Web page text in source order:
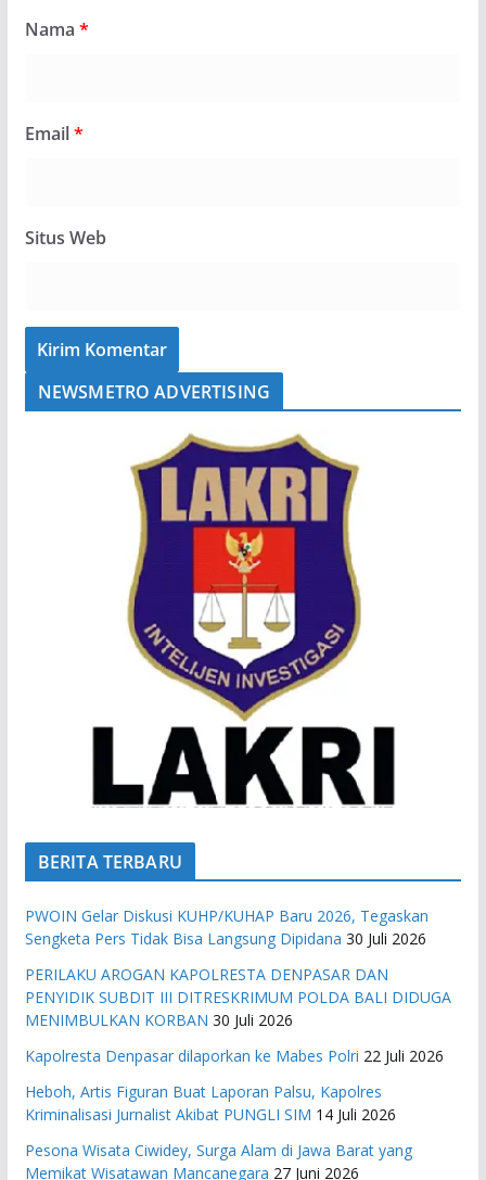
Nama *
Email*
Situs Web
NEWSMETRO ADVERTISING
BERITA TERBARU
PWOIN Gelar Diskusi KUHP/KUHAP Baru 2026, Tegaskan
Sengketa Pers Tidak Bisa Langsung Dipidana 30 Juli 2026
PERILAKU AROGAN KAPOLRESTA DENPASAR DAN
PENYIDIK SUBDIT III DITRESKRIMUM POLDA BALI DIDUGA
MENIMBULKAN KORBAN 30 Juli 2026
Kapolresta Denpasar dilaporkan ke Mabes Polri 22 Juli 2026
Heboh, Artis Figuran Buat Laporan Palsu, Kapolres
Kriminalisasi Jurnalist Akibat PUNGLI SIM 14 Juli 2026
Pesona Wisata Ciwidey, Surga Alam di Jawa Barat yang
Memikat Wisatawan Mancanegara 27 Juni 2026